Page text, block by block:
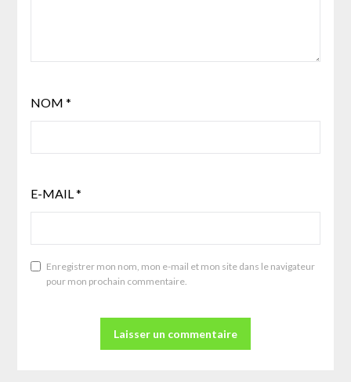
NOM *
E-MAIL *
Enregistrer mon nom, mon e-mail et mon site dans le navigateur
pour mon prochain commentaire.